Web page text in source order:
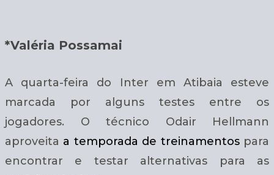
*Valéria Possamai
A quarta-feira do Inter em Atibaia esteve
marcada por alguns testes entre os
jogadores. O técnico Odair Hellmann
aproveita a temporada de treinamentospara
encontrar e testar alternativas para as